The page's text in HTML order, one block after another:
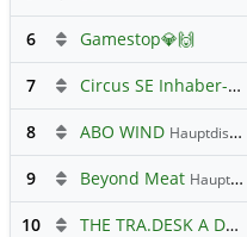
6 Gamestop💎🙌
7 Circus SE Inhaber-Akt
8 ABO WIND Hauptdiskussion
9 Beyond Meat Hauptdiskussion
10 THE TRA.DESK A DL-,000001